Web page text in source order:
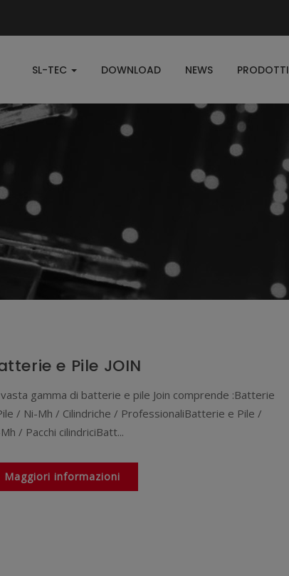
SL-TEC DOWNLOAD NEWS PRODOTTI
e Pile JOIN
vasta gamma di batterie e pile Join comprende :Batterie
/ Ni-Mh / Cilindriche / ProfessionaliBatterie e Pile /
/ Pacchi cilindriciBatt...
Maggiori informazioni